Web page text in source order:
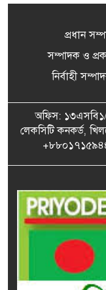
৮
প্রধান
সম্পাদক ও
নির্বাহী
অফিস: ১৩এসবি১/
লেকসিটি কনকর্ড,